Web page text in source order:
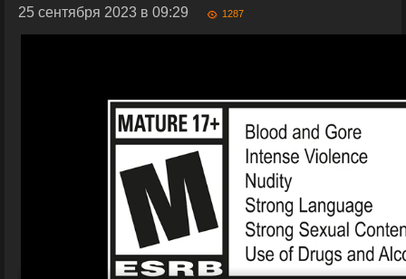
25 сентября 2023 в 09:29 1287